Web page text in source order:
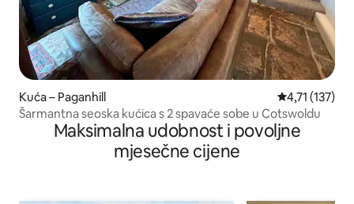
Kuća – Paganhill Prosječna
4,71 (137)
Šarmantna seoska kućica s 2 spavaće sobe u Cotswoldu
Maksimalna udobnost i povoljne
mjesečne cijene